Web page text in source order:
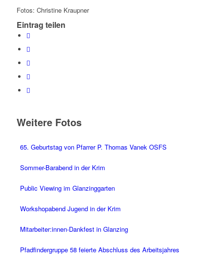
Fotos: Christine Kraupner
Eintrag teilen
Weitere Fotos
65. Geburtstag von Pfarrer P. Thomas Vanek OSFS
Sommer-Barabend in der Krim
Public Viewing im Glanzinggarten
Workshopabend Jugend in der Krim
Mitarbeiter:innen-Dankfest in Glanzing
Pfadfindergruppe 58 feierte Abschluss des Arbeitsjahres